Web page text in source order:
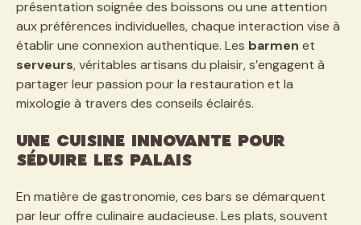
présentation soignée des boissons ou une attention
aux préférences individuelles, chaque interaction vise à
établir une connexion authentique. Les barmen et
serveurs, véritables artisans du plaisir, s’engagent à
partager leur passion pour la restauration et la
mixologie à travers des conseils éclairés.
Une cuisine innovante pour
séduire les palais
En matière de gastronomie, ces bars se démarquent
par leur offre culinaire audacieuse. Les plats, souvent